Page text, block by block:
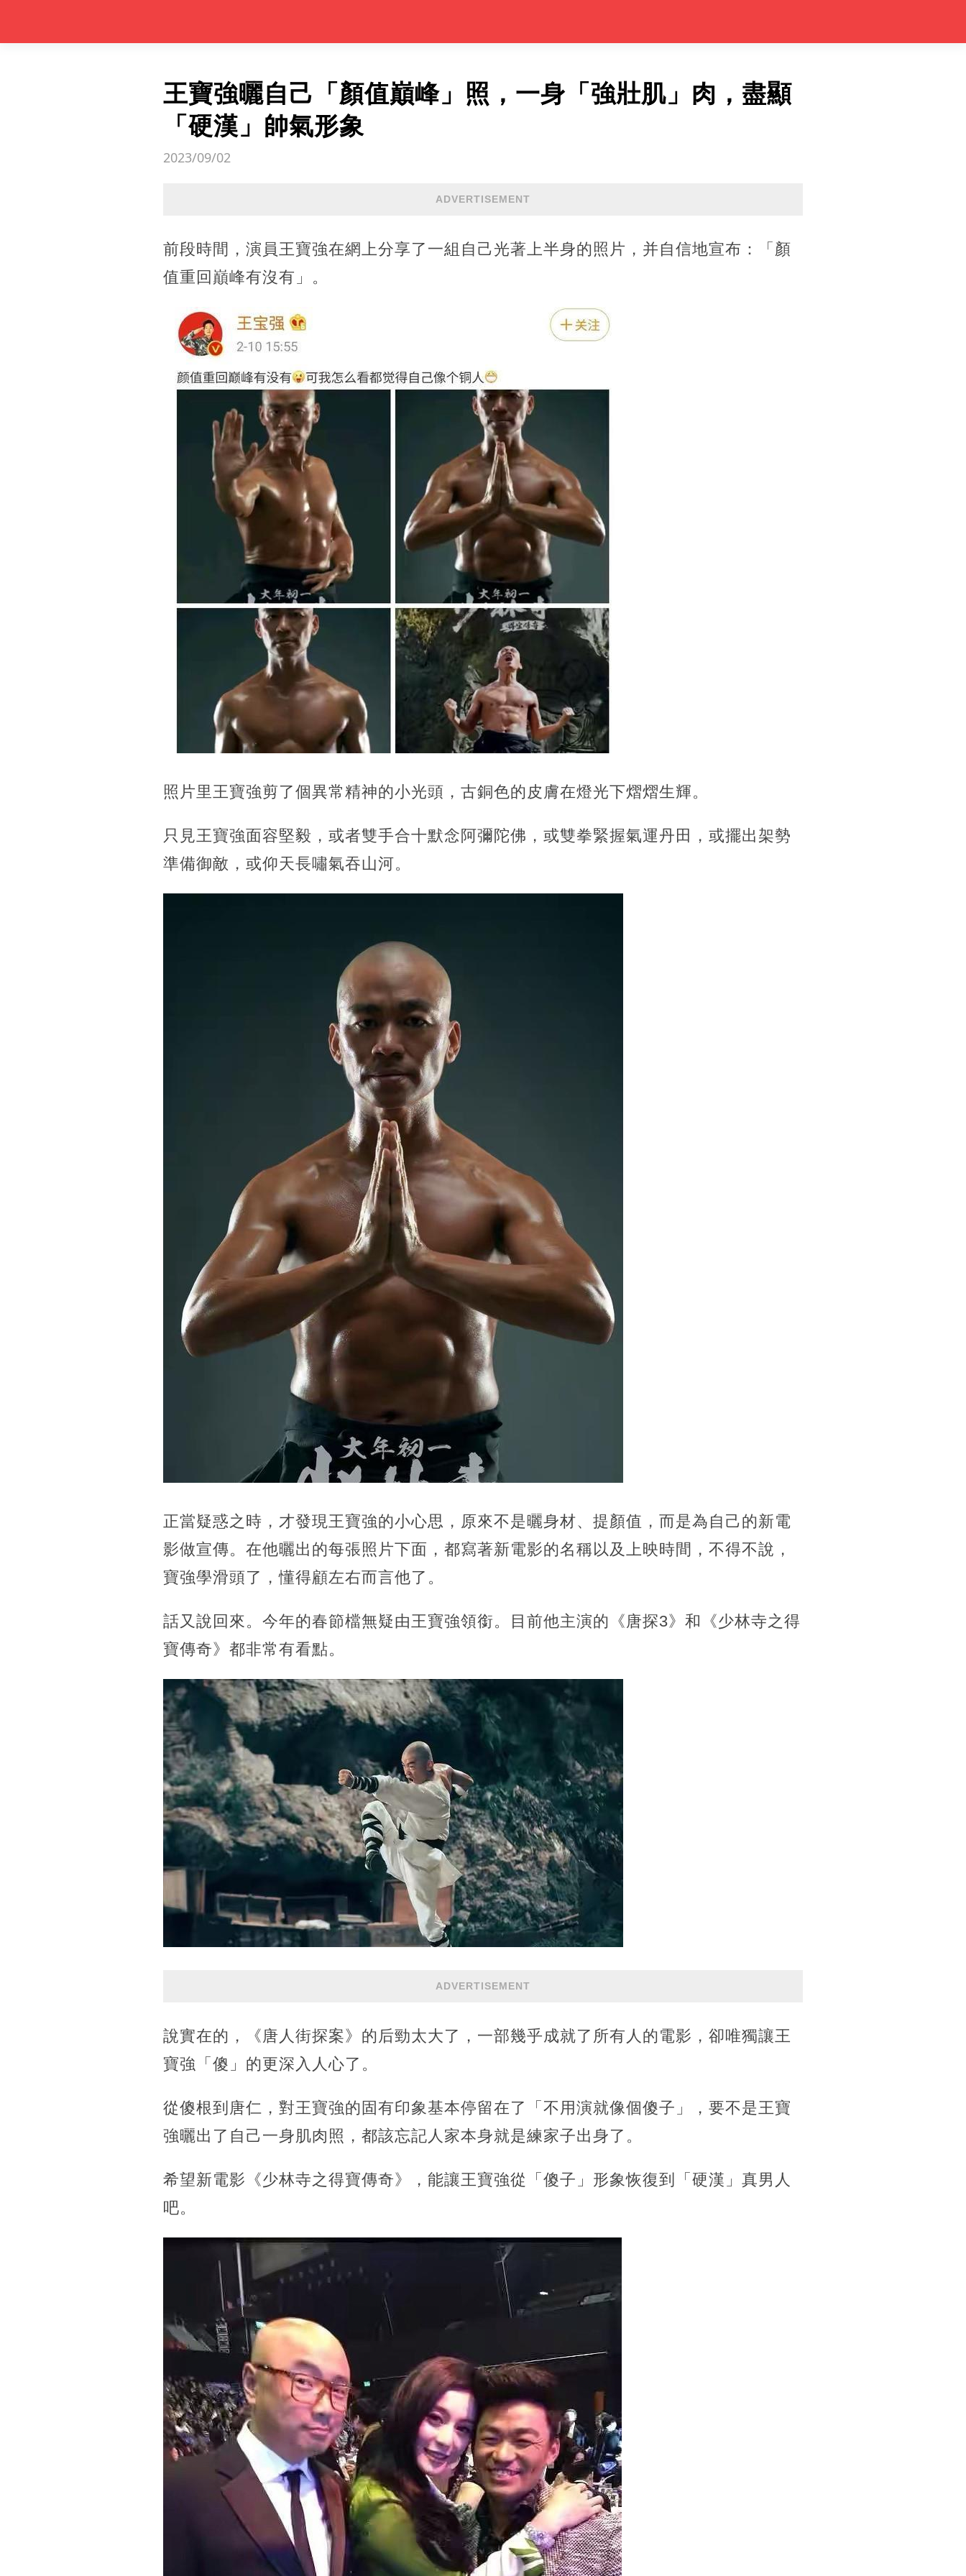
王寶強曬自己「顏值巔峰」照，一身「強壯肌」肉，盡顯
「硬漢」帥氣形象
2023/09/02
ADVERTISEMENT
前段時間，演員王寶強在網上分享了一組自己光著上半身的照片，并自信地宣布：「顏
值重回巔峰有沒有」。
照片里王寶強剪了個異常精神的小光頭，古銅色的皮膚在燈光下熠熠生輝。
只見王寶強面容堅毅，或者雙手合十默念阿彌陀佛，或雙拳緊握氣運丹田，或擺出架勢
準備御敵，或仰天長嘯氣吞山河。
正當疑惑之時，才發現王寶強的小心思，原來不是曬身材、提顏值，而是為自己的新電
影做宣傳。在他曬出的每張照片下面，都寫著新電影的名稱以及上映時間，不得不說，
寶強學滑頭了，懂得顧左右而言他了。
話又說回來。今年的春節檔無疑由王寶強領銜。目前他主演的《唐探3》和《少林寺之得
寶傳奇》都非常有看點。
ADVERTISEMENT
說實在的，《唐人街探案》的后勁太大了，一部幾乎成就了所有人的電影，卻唯獨讓王
寶強「傻」的更深入人心了。
從傻根到唐仁，對王寶強的固有印象基本停留在了「不用演就像個傻子」，要不是王寶
強曬出了自己一身肌肉照，都該忘記人家本身就是練家子出身了。
希望新電影《少林寺之得寶傳奇》，能讓王寶強從「傻子」形象恢復到「硬漢」真男人
吧。